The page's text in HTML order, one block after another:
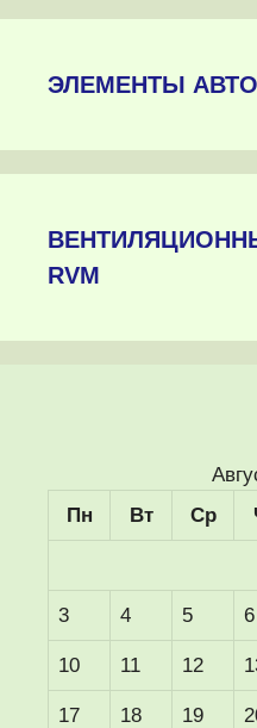
ЭЛЕМЕНТЫ
RVM
Пн
Вт Ср
3 4 5 6
10 11 12
17 18 19